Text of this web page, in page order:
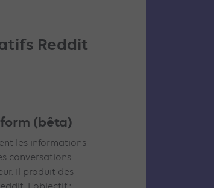
Reddit
(bêta)
les informations
conversations
Il produit des